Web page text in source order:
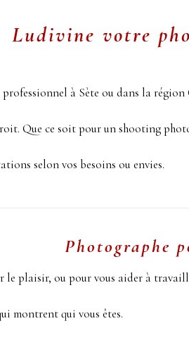
Ludivine votre
à Sète ou dans la région
Que ce soit pour un shooting
selon vos besoins ou envies.
Photographe
le plaisir, ou pour vous aider à
montrent qui vous êtes.